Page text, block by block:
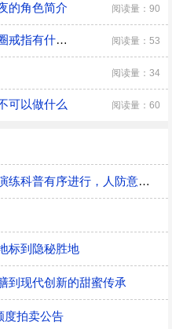
的角色简介 阅读量：90
女人戴素圈戒指的意义女人戴素圈戒指有什么意义 阅读量：53
阅读量：34
可以做什么 阅读量：60
今天，上海全市防空警报试鸣！演练科普有序进行，人防意识“声入人心”
标到隐秘胜地
到现代创新的甜蜜传承
度拍卖公告